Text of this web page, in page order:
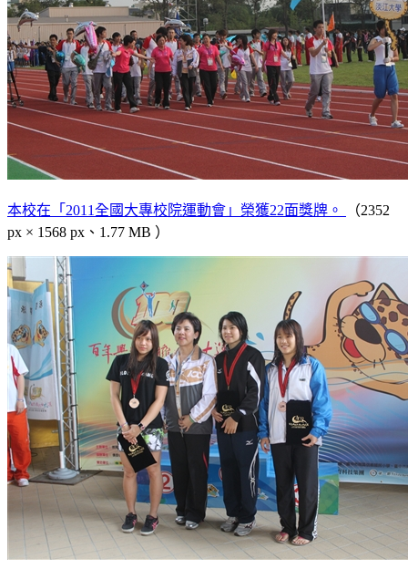
本校在「2011全國大專校院運動會」榮獲22面獎牌。
（2352
px × 1568 px、1.77 MB ）